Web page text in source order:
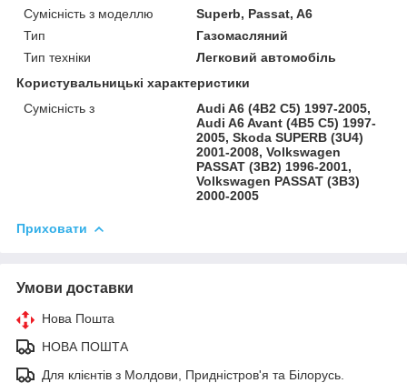
Сумісність з моделлю
Superb, Passat, A6
Тип
Газомасляний
Тип техніки
Легковий автомобіль
Користувальницькі характеристики
Сумісність з
Audi A6 (4B2 C5) 1997-2005,
Audi A6 Avant (4B5 C5) 1997-
2005, Skoda SUPERB (3U4)
2001-2008, Volkswagen
PASSAT (3B2) 1996-2001,
Volkswagen PASSAT (3B3)
2000-2005
Приховати
Умови доставки
Нова Пошта
НОВА ПОШТА
Для клієнтів з Молдови, Придністров'я та Білорусь.